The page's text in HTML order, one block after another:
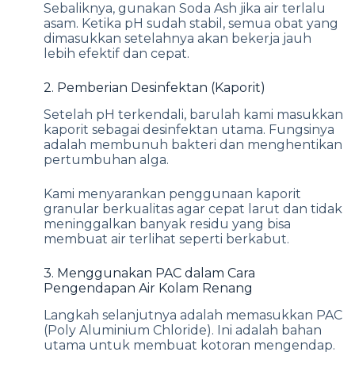
Sebaliknya, gunakan Soda Ash jika air terlalu
asam. Ketika pH sudah stabil, semua obat yang
dimasukkan setelahnya akan bekerja jauh
lebih efektif dan cepat.
2. Pemberian Desinfektan (Kaporit)
Setelah pH terkendali, barulah kami masukkan
kaporit sebagai desinfektan utama. Fungsinya
adalah membunuh bakteri dan menghentikan
pertumbuhan alga.
Kami menyarankan penggunaan kaporit
granular berkualitas agar cepat larut dan tidak
meninggalkan banyak residu yang bisa
membuat air terlihat seperti berkabut.
3. Menggunakan PAC dalam Cara
Pengendapan Air Kolam Renang
Langkah selanjutnya adalah memasukkan PAC
(Poly Aluminium Chloride). Ini adalah bahan
utama untuk membuat kotoran mengendap.